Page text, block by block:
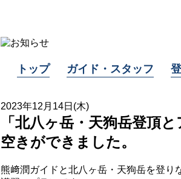
トップ ガイド・スタッフ
2023年12月14日(木)
「北八ヶ岳・天狗岳登頂
空きができました。
熊﨑潤ガイドと北八ヶ岳・天狗岳を登り